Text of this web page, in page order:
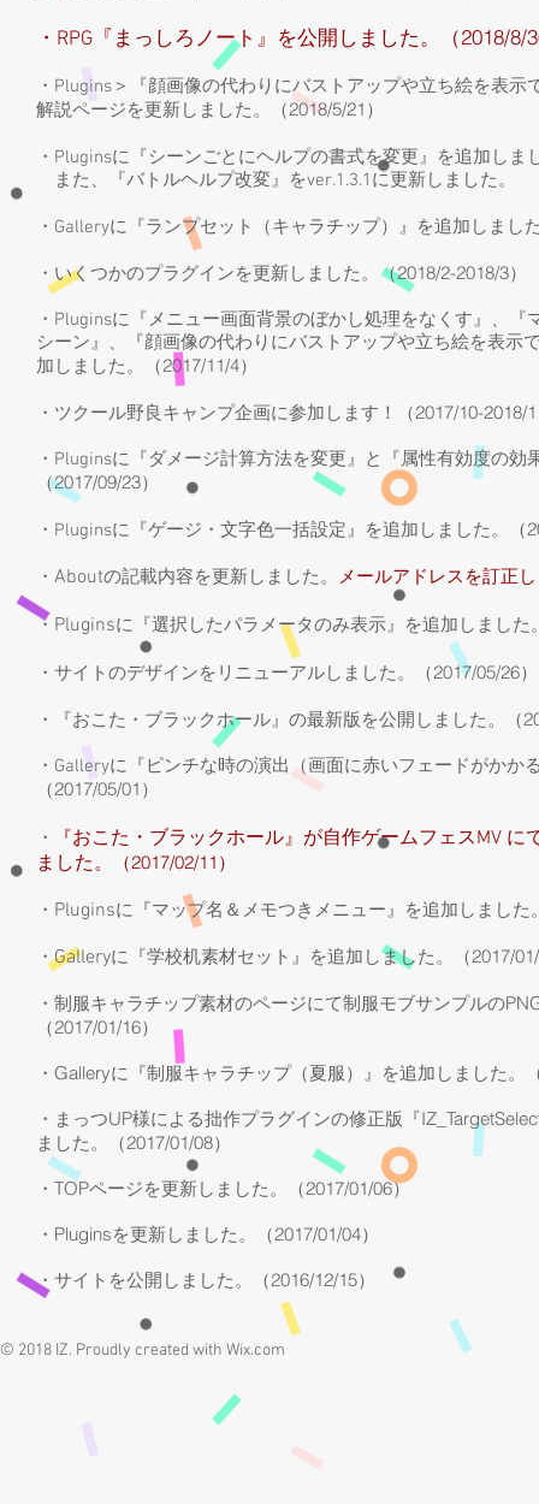
・RPG『まっしろノート』を公開しました。（ 2018/8/
・Plugins＞『顔画像の代わりにバストアップや立ち絵を表示
解説ページを更新しました。
（2018/5/21 ）
・Pluginsに『シーンごとにヘルプの書式を変更』を追加しま
また、『バトルヘルプ改変』をver.1.3.1に更新しました。
・Galleryに『ランプセット（キャラチップ）』を追加しまし
・いくつかのプラグインを更新しました。（2018/2-2018/3）
・Pluginsに『メニュー画面背景のぼかし処理をなくす』、
シーン』、『顔画像の代わりにバストアップや立ち絵を表示
加しました。（2017/11/4）
・ツクール野良キャンプ企画に参加します！（2017/10-2018/1
・Pluginsに『ダメージ計算方法を変更』と『属性有効度の効
（2017/09/23）
・Pluginsに『ゲージ・文字色一括設定』を追加しました。（
・ Aboutの記載内容を更新しました。 メールアドレスを訂正
・ Pluginsに『選択したパラメータのみ表示』を追加しました
・サイトのデザインをリニューアルしました。（2017/05/26）
・『おこた・ブラックホール』の最新版を公開しました。（
・ Galleryに『ピンチな時の演出（画面に赤いフェードがかか
（2017/05/01）
・ 『おこた・ブラックホール』が自作ゲームフェスMV に
ました。
（2017/02/11）
・ Pluginsに『マップ名＆メモつきメニュー』を追加しました
・Galleryに『学校机素材セット』を追加しました。 （2017/
・制服キャラチップ素材のページにて制服モブサンプルの
（2017/01/16）
・Galleryに『制服キャラチップ（夏服）』を追加しました。
・まっつUP様による拙作プラグインの修正版『
ました。（2017/01/08）
・TOPページを更新しました。（2017/01/06）​
・Pluginsを更新しました。（2017/01/04）
・サイトを公開しました。（2016/12/15）
© 2018 IZ. Proudly created with Wix.com